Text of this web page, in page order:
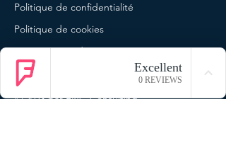
Politique de confidentialité
Politique de cookies
Termes et conditions
Mentions légales
© 2023 par ENG Consulting